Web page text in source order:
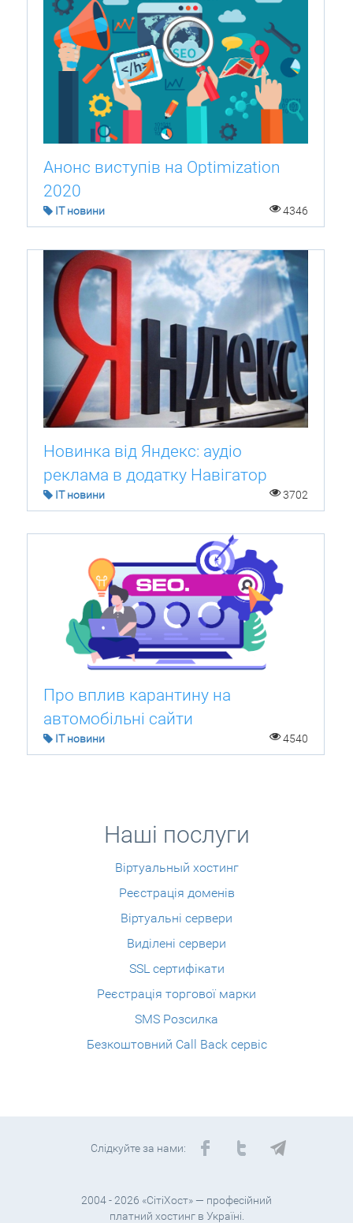
Анонс виступів на Optimization
2020
IT новини 4346
Новинка від Яндекс: аудіо
реклама в додатку Навігатор
IT новини 3702
Про вплив карантину на
автомобільні сайти
IT новини 4540
Наші послуги
Віртуальный хостинг
Реєстрація доменів
Віртуальні сервери
Виділені сервери
SSL сертифікати
Реєстрація торгової марки
SMS Розсилка
Безкоштовний Call Back сервіс
Слідкуйте за нами:
2004 - 2026 «СітіХост» — професійний
платний хостинг в Україні.